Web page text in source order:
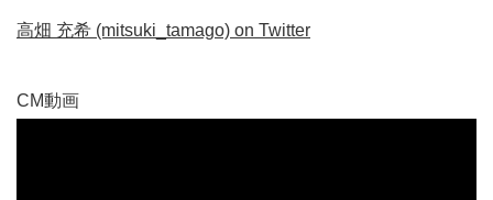
高畑 充希 (mitsuki_tamago) on Twitter
CM動画